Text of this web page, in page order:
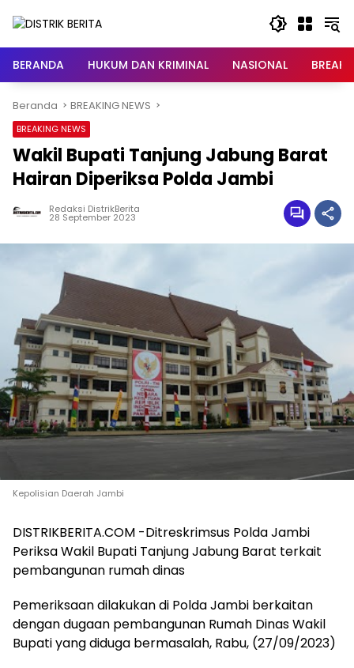
BERANDA
HUKUM DAN KRIMINAL NASIONAL
Beranda BREAKING NEWS
BREAKING NEWS
Wakil Bupati Tanjung Jabung Barat
Hairan Diperiksa Polda Jambi
Redaksi DistrikBerita
28 September 2023
Kepolisian Daerah Jambi
DISTRIKBERITA.COM -Ditreskrimsus Polda Jambi
Periksa Wakil Bupati Tanjung Jabung Barat terkait
pembangunan rumah dinas
Pemeriksaan dilakukan di Polda Jambi berkaitan
dengan dugaan pembangunan Rumah Dinas Wakil
Bupati yang diduga bermasalah, Rabu, (27/09/2023)